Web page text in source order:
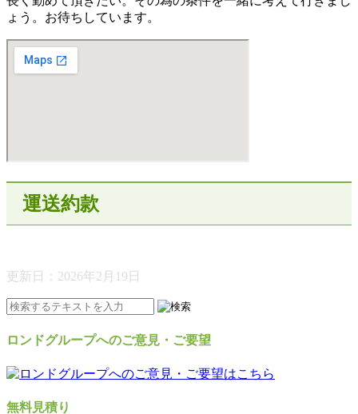
ょう。お待ちしています。
運送約款
更新日： 2026年2月19日
ロンドグループへのご意見・ご要望
無料見積り